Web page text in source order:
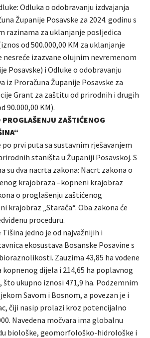
Odluka o odobravanju izdvajanja
Županije Posavske za 2024. godinu s
razinama za uklanjanje posljedica
od 500.000,00 KM za uklanjanje
nesreće izazvane olujnim nevremenom
Posavske) i Odluke o odobravanju
iz Proračuna Županije Posavske za
Grant za zaštitu od prirodnih i drugih
90.000,00 KM).
ZAŠTIĆENOG
po prvi puta sa sustavnim rješavanjem
staništa u Županiji Posavskoj. S
su dva nacrta zakona: Nacrt zakona o
krajobraza –kopneni krajobraz
o proglašenju zaštićenog
krajobraz „Starača“. Oba zakona će
proceduru.
jedno je od najvažnijih i
ekosustava Bosanske Posavine s
Zauzima 43,85 ha vodene
kopnenog dijela i 214,65 ha poplavnog
što ukupno iznosi 471,9 ha. Podzemnim
Savom i Bosnom, a povezan je i
čiji nasip prolazi kroz potencijalno
Navedena močvara ima globalnu
biološke, geomorfološko-hidrološke i